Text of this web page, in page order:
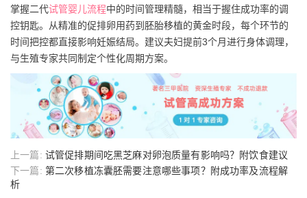
掌握二代试管婴儿流程中的时间管理精髓，相当于握住成功率的调
控钥匙。从精准的促排卵用药到胚胎移植的黄金时段，每个环节的
时间把控都直接影响妊娠结局。建议夫妇提前3个月进行身体调理，
与生殖专家共同制定个性化周期方案。
上一篇: 试管促排期间吃黑芝麻对卵泡质量有影响吗？附饮食建议
下一篇: 第二次移植冻囊胚需要注意哪些事项？附成功率及流程解
析